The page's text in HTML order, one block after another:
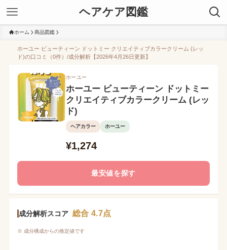
ヘアケア図鑑
ホーム 商品図鑑
ホーユー ビューティーン ドットミー クリエイティブカラークリーム (レッ
ド)の口コミ（0件）/成分解析【2026年4月26日更新】
ホーユー
ホーユー ビューティーン ドットミー
クリエイティブカラークリーム (レッ
ド)
ヘアカラー ホーユー
¥1,274
最安値を探す
成分解析スコア 総合 4.7点
※ 成分構成からの推定値です